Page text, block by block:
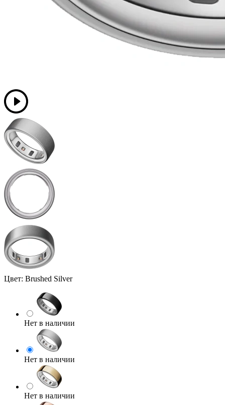
Цвет: Brushed Silver
Нет в наличии
Нет в наличии
Нет в наличии